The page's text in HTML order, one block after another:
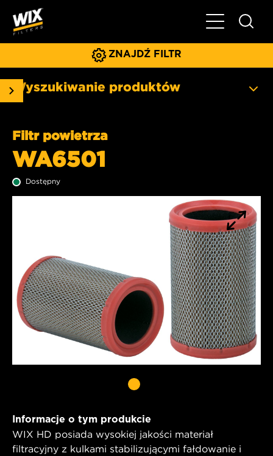
Pokaż/ukryj
ZNAJDŹ FILTR
Wyszukiwanie produktów
Filtr powietrza
WA6501
Dostępny
Informacje o tym produkcie
WIX HD posiada wysokiej jakości materiał
filtracyjny z kulkami stabilizującymi fałdowanie i